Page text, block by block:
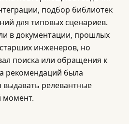
подбор библиотек
для типовых сценариев.
в документации, прошлых
инженеров, но
поиска или обращения к
рекомендаций была
выдавать релевантные
момент.